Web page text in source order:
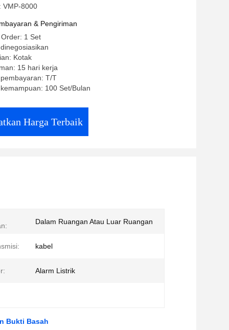
VMP-8000
& Pengiriman
1 Set
Kotak
15 hari kerja
T/T
100 Set/Bulan
Harga Terbaik
Dalam Ruangan Atau Luar Ruangan
kabel
Alarm Listrik
Bukti Basah